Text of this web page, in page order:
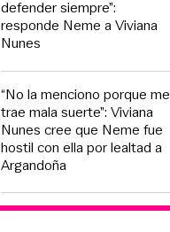
defender siempre”:
responde Neme a Viviana
Nunes
“No la menciono porque me
trae mala suerte”: Viviana
Nunes cree que Neme fue
hostil con ella por lealtad a
Argandoña